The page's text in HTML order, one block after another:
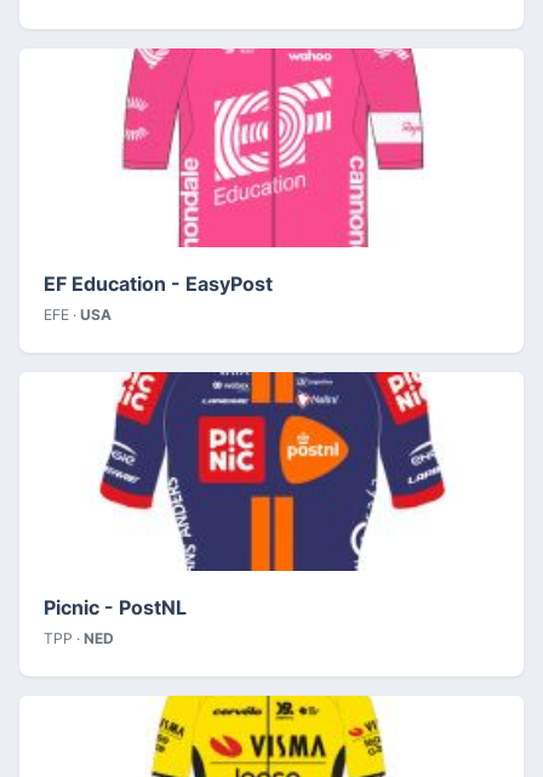
EF Education - EasyPost
EFE · USA
Picnic - PostNL
TPP · NED